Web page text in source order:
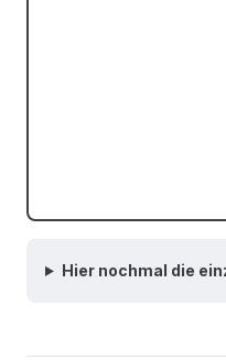
Hier nochmal die